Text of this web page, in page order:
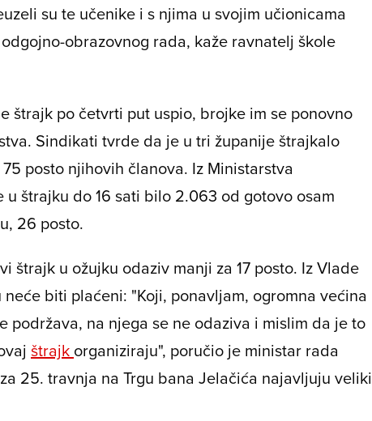
su te učenike i s njima u svojim učionicama
obrazovnog rada, kaže ravnatelj škole
štrajk po četvrti put uspio, brojke im se ponovno
Sindikati tvrde da je u tri županije štrajkalo
posto njihovih članova. Iz Ministarstva
štrajku do 16 sati bilo 2.063 od gotovo osam
26 posto.
štrajk u ožujku odaziv manji za 17 posto. Iz Vlade
biti plaćeni: "Koji, ponavljam, ogromna većina
podržava, na njega se ne odaziva i mislim da je to
štrajk organiziraju", poručio je ministar rada
25. travnja na Trgu bana Jelačića najavljuju veliki